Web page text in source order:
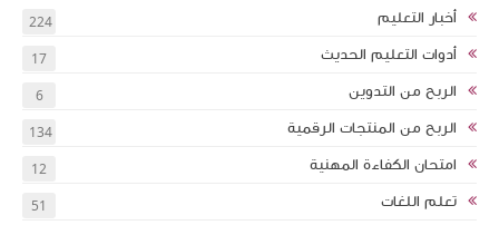
أخبار التعليم 224
أدوات التعليم الحديث 17
الربح من التدوين 6
الربح من المنتجات الرقمية 134
امتحان الكفاءة المهنية 12
تعلم اللغات 51